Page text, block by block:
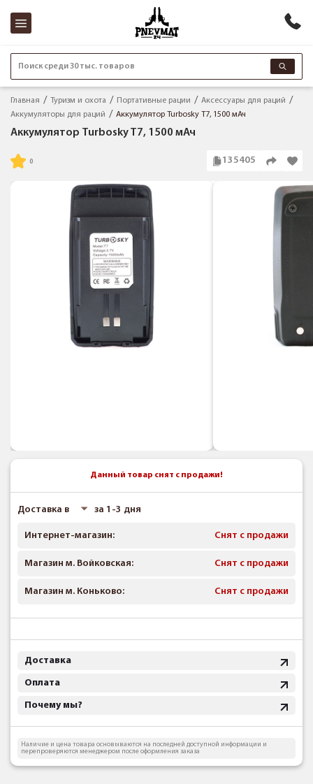
Поиск среди 30 тыс. товаров
Главная Туризм и охота Портативные рации
Аксессуары для раций
Аккумуляторы для раций
Аккумулятор Turbosky T7, 1500 мАч
Аккумулятор Turbosky T7, 1500 мАч
135405
Данный товар снят с продажи!
Доставка в за 1-3 дня
Интернет-магазин: Снят с продажи
Магазин м. Войковская: Снят с продажи
Магазин м. Коньково: Снят с продажи
Доставка
Оплата
Почему мы?
Наличие и цена товара основываются на последней доступной информации и
перепроверяются менеджером после оформления заказа